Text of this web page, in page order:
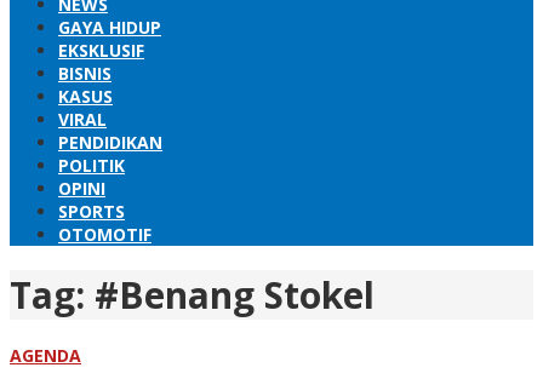
GAYA HIDUP
EKSKLUSIF
BISNIS
KASUS
VIRAL
PENDIDIKAN
POLITIK
OPINI
SPORTS
OTOMOTIF
Tag: #Benang Stokel
AGENDA